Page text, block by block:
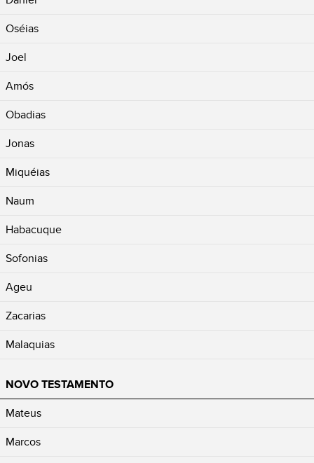
Oséias
Joel
Amós
Obadias
Jonas
Miquéias
Naum
Habacuque
Sofonias
Ageu
Zacarias
Malaquias
NOVO TESTAMENTO
Mateus
Marcos